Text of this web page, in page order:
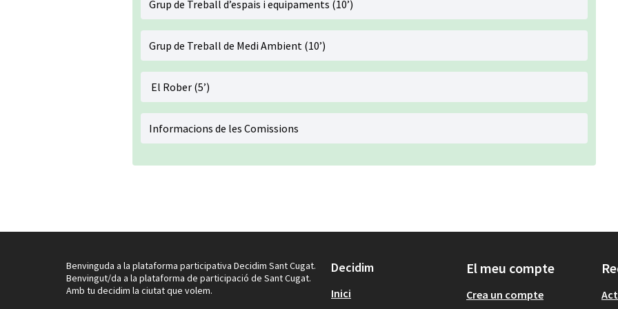
Grup de Treball d’espais i equipaments (10’)
Grup de Treball de Medi Ambient (10’)
El Rober (5’)
Informacions de les Comissions
Benvinguda a la plataforma participativa Decidim Sant Cugat.
Benvingut/da a la plataforma de participació de Sant Cugat.
Amb tu decidim la ciutat que volem.
Decidim
Inici
El meu compte
Crea un compte